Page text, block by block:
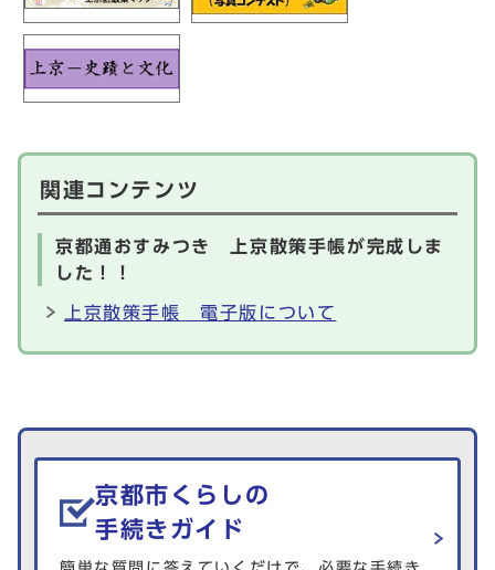
関連コンテンツ
京都通おすみつき 上京散策手帳が完成しま
した！！
上京散策手帳 電子版について
生活情報を探す
京都市くらしの
手続きガイド